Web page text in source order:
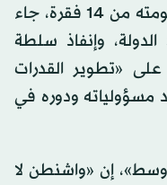
وكان الزيدي قد قدّم برنامج حكومته من 14 فقرة، جاء
وإنفاذ سلطة
«تطوير القدرات
مسؤولياته ودوره في
إن «واشنطن لا